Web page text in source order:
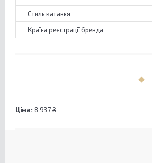
Стиль катання
Країна реєстрації бренда
Ціна: 8 937 ₴